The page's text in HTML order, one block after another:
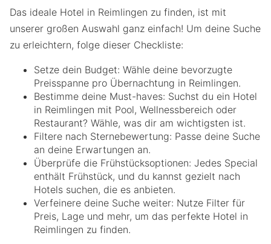
Das ideale Hotel in Reimlingen zu finden, ist mit
unserer großen Auswahl ganz einfach! Um deine Suche
zu erleichtern, folge dieser Checkliste:
Setze dein Budget: Wähle deine bevorzugte
Preisspanne pro Übernachtung in Reimlingen.
Bestimme deine Must-haves: Suchst du ein Hotel
in Reimlingen mit Pool, Wellnessbereich oder
Restaurant? Wähle, was dir am wichtigsten ist.
Filtere nach Sternebewertung: Passe deine Suche
an deine Erwartungen an.
Überprüfe die Frühstücksoptionen: Jedes Special
enthält Frühstück, und du kannst gezielt nach
Hotels suchen, die es anbieten.
Verfeinere deine Suche weiter: Nutze Filter für
Preis, Lage und mehr, um das perfekte Hotel in
Reimlingen zu finden.